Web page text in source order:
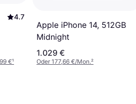
4.7
€¹
Apple iPhone 14, 512GB
Midnight
1.029 €
Oder 177,66 €/Mon.²